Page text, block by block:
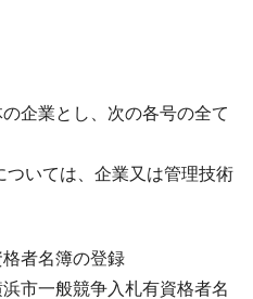
企業とし、次の各号の全て
ついては、企業又は管理技術
者名簿の登録
市一般競争入札有資格者名